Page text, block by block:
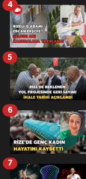
4
5
6
7